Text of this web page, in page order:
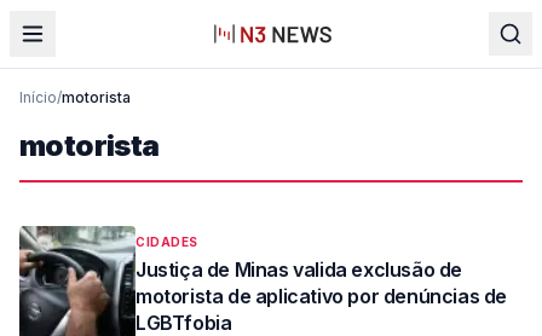
Início/motorista
motorista
CIDADES
Justiça de Minas valida exclusão de
motorista de aplicativo por denúncias de
LGBTfobia